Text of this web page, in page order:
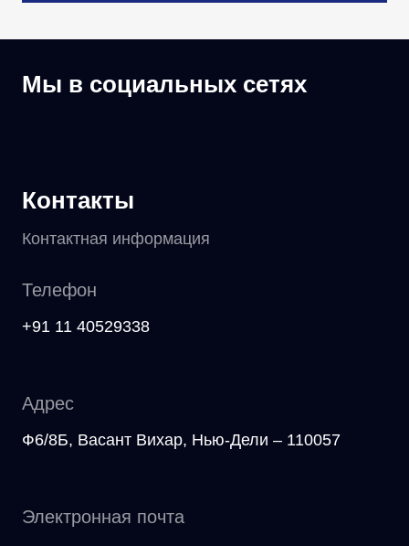
Мы в социальных сетях
Контакты
Контактная информация
Телефон
+91 11 40529338
Адрес
Ф6/8Б, Васант Вихар, Нью-Дели – 110057
Электронная почта